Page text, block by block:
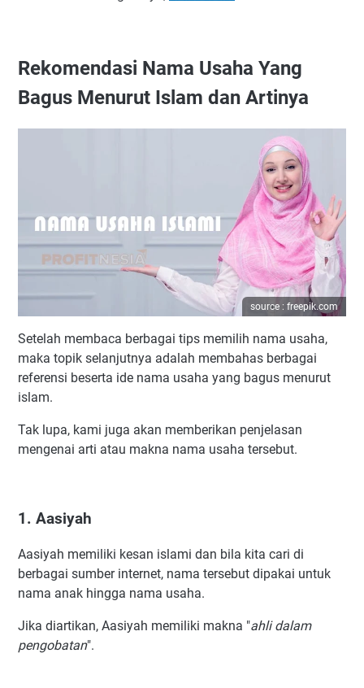
Rekomendasi Nama Usaha Yang
Bagus Menurut Islam dan Artinya
source : freepik.com
Setelah membaca berbagai tips memilih nama usaha,
maka topik selanjutnya adalah membahas berbagai
referensi beserta ide nama usaha yang bagus menurut
islam.
Tak lupa, kami juga akan memberikan penjelasan
mengenai arti atau makna nama usaha tersebut.
1. Aasiyah
Aasiyah memiliki kesan islami dan bila kita cari di
berbagai sumber internet, nama tersebut dipakai untuk
nama anak hingga nama usaha.
Jika diartikan, Aasiyah memiliki makna "ahli dalam
pengobatan".